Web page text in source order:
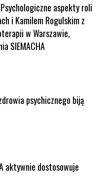
aspekty roli
i Kamilem Rogulskim z
w Warszawie,
SIEMACHA
psychicznego biją
aktywnie dostosowuje